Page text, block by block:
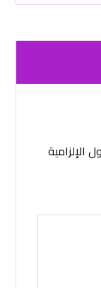
الإلزامية